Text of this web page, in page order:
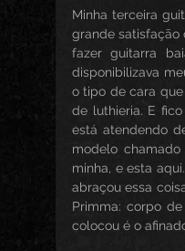
Minha terceira
grande satisfação
fazer guitarra
disponibilizava
o tipo de cara
de luthieria. E
está atendendo
modelo
minha, e esta
abraçou essa
Primma: corpo
colocou é o